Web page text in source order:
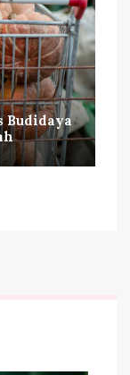
Budidaya